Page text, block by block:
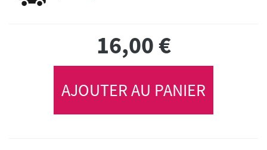
16,00€
AJOUTER AU PANIER